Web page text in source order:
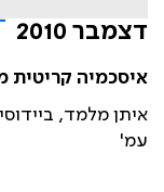
דצמבר 2010
איסכמיה קריטית
איתן מלמד,
עמ'